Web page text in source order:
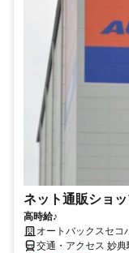
ネット通販ショ
高時給♪
オートバックスセコ
交通・アクセス 妙